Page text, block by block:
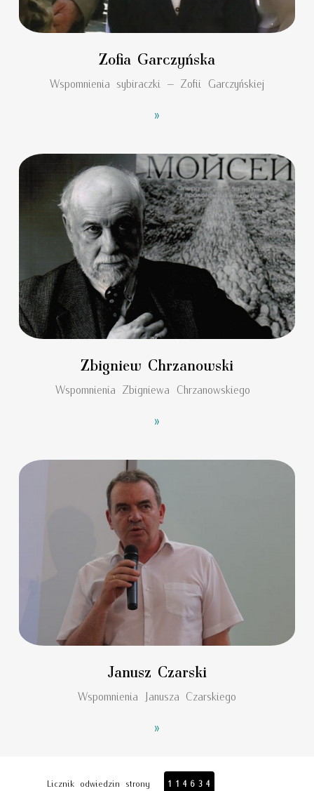
Zofia Garczyńska
Wspomnienia sybiraczki – Zofii Garczyńskiej
»
Zbigniew Chrzanowski
Wspomnienia Zbigniewa Chrzanowskiego
»
Janusz Czarski
Wspomnienia Janusza Czarskiego
»
Licznik odwiedzin strony 114634